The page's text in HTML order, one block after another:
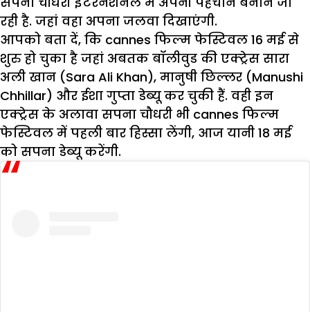
रही है. जहां वहा अपना जलवा दिखाएंगी.
आपको बता दें, कि cannes फिल्म फेस्टिवल 16 मई से
शुरु हो चुका है जहां अबतक बॉलीवुड की एक्ट्रेस सारा
अली खान (Sara Ali Khan), मानुषी छिल्लर (Manushi
Chhillar) और ईशा गुप्ता डेब्यू कर चुकी हैं. वही इन
एक्ट्रेस के अलावा सपना चौधरी भी cannes फिल्म
फेस्टिवल में पहली बार हिस्सा लेंगी, आज यानी 18 मई
को सपना डेब्यू करेंगी.